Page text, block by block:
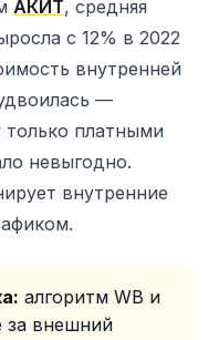
АКИТ, средняя
с 12% в 2022
внутренней
—
только платными
невыгодно.
внутренние
алгоритм WB и
за внешний